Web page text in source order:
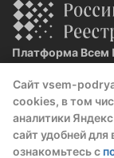
Сайт vsem-
cookies, в том
аналитики
сайт удобней
ознакомьтесь с
Платформа Всем
Реестровая запись
Политика